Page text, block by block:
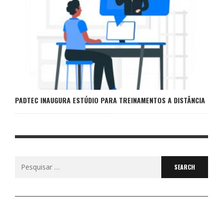
PADTEC INAUGURA ESTÚDIO PARA TREINAMENTOS A DISTÂNCIA